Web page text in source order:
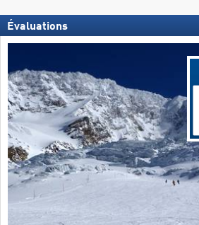
Évaluations